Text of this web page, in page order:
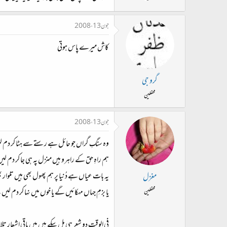
ا
ء
گرو جی
محفلین
جون 13، 2008
کاش میرے پاس ہوتی
مغزل
محفلین
جون 13، 2008
وہ سنگِ گراں جو حائل ہے رستے سے ہٹا کر
ہم راہِ حق کے راہرو ہیں منزل پہ ہی جا کر دم
یہ بات عیاں ہے دُنیا پر ہم پھول بھی ہیں تلوار
یا بزمِ جہاں مہکائیں گے یا خوں میں نہا کر دم